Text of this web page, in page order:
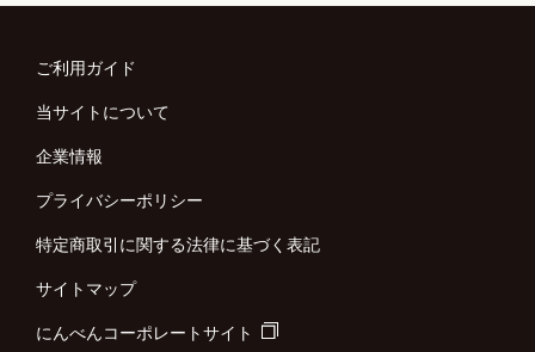
ご利用ガイド
当サイトについて
企業情報
プライバシーポリシー
特定商取引に関する法律に基づく表記
サイトマップ
にんべんコーポレートサイト